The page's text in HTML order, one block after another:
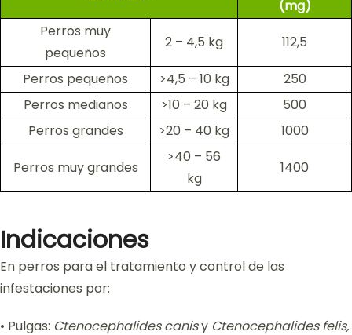
(mg)
Perros muy
pequeños
2 – 4,5 kg 112,5
Perros pequeños >4,5 – 10 kg
250
Perros medianos
>10 – 20 kg
500
Perros grandes
>20 – 40 kg 1000
Perros muy grandes
>40 – 56
kg
1400
Indicaciones
En perros para el tratamiento y control de las
infestaciones por:
• Pulgas: Ctenocephalides canisy Ctenocephalides felis,